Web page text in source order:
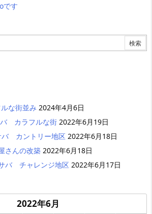
です
な街並み 2024年4月6日
カラフルな街 2022年6月19日
カントリー地区 2022年6月18日
んの改築 2022年6月18日
チャレンジ地区 2022年6月17日
2022年6月